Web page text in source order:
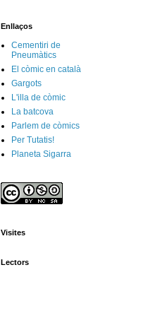
Enllaços
Cementiri de
Pneumàtics
El còmic en català
Gargots
L'illa de còmic
La batcova
Parlem de còmics
Per Tutatis!
Planeta Sigarra
Visites
Lectors